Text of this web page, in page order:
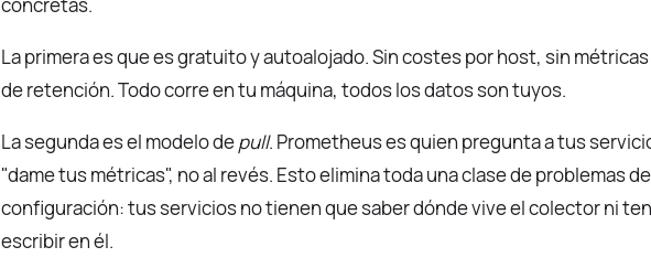
La primera es que es gratuito y autoalojado. Sin costes por host, sin
de retención. Todo corre en tu máquina, todos los datos son tuyos.
La segunda es el modelo depull. Prometheus es quien pregunta a tus
"dame tus métricas", no al revés. Esto elimina toda una clase de problemas
configuración: tus servicios no tienen que saber dónde vive el colector ni
escribir en él.